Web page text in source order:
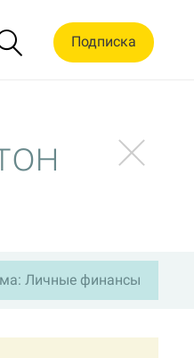
Подписка
Личные финансы